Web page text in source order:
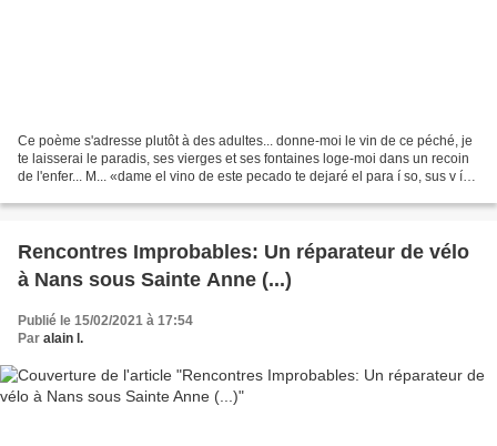
Ce poème s'adresse plutôt à des adultes... donne-moi le vin de ce péché, je
te laisserai le paradis, ses vierges et ses fontaines loge-moi dans un recoin
de l'enfer... M... «dame el vino de este pecado te dejaré el para í so, sus v í
Rencontres Improbables: Un réparateur de vélo
à Nans sous Sainte Anne (...)
Publié le 15/02/2021 à 17:54
Par alain l.